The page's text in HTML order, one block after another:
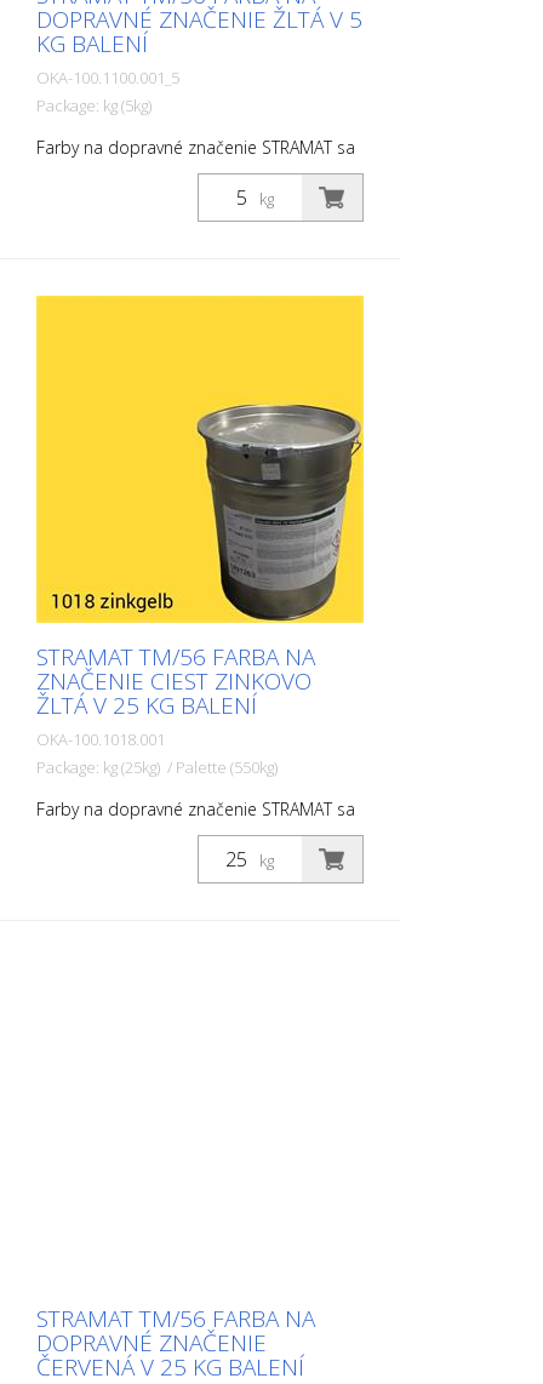
DOPRAVNÉ ZNAČENIE ŽLTÁ V 5
KG BALENÍ
OKA-100.1100.001_5
Package: kg (5kg)
Farby na dopravné značenie STRAMAT sa
používajú najmä na asfaltové alebo
betónové povrchy, na okrajové a stredové
čiary, parkovacie miesta, dopravné
kg
STRAMAT TM/56 FARBA NA
ZNAČENIE CIEST ZINKOVO
ŽLTÁ V 25 KG BALENÍ
OKA-100.1018.001
Package: kg (25kg) / Palette (550kg)
Farby na dopravné značenie STRAMAT sa
používajú najmä na asfaltové alebo
betónové povrchy, na okrajové a stredové
čiary, parkovacie miesta, dopravné
kg
STRAMAT TM/56 FARBA NA
DOPRAVNÉ ZNAČENIE
ČERVENÁ V 25 KG BALENÍ